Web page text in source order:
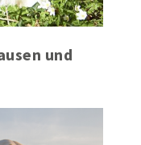
und